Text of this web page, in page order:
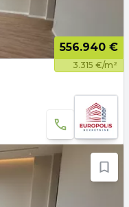
556.940 €
3.315 €/m²